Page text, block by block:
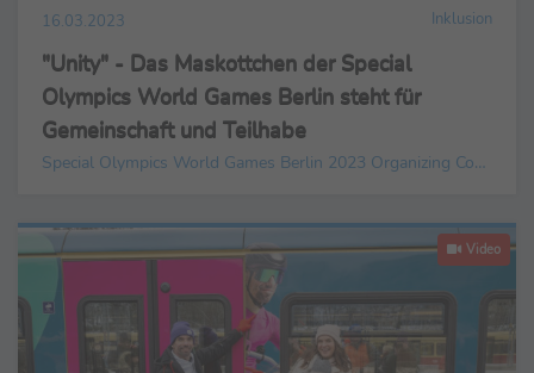
16.03.2023 Inklusion
"Unity" - Das Maskottchen der Special
Olympics World Games Berlin steht für
Gemeinschaft und Teilhabe
Special Olympics World Games Berlin 2023 Organizing Committee gGmbH
Video